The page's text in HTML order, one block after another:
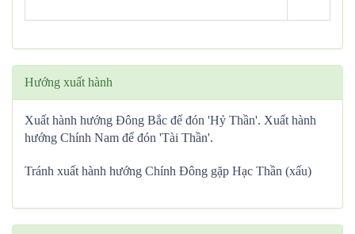
Hướng xuất hành
Xuất hành hướng Đông Bắc để đón 'Hỷ Thần'. Xuất hành
hướng Chính Nam để đón 'Tài Thần'.
Tránh xuất hành hướng Chính Đông gặp Hạc Thần (xấu)